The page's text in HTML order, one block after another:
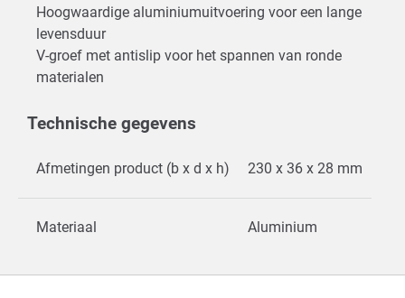
Hoogwaardige aluminiumuitvoering voor een lange
levensduur
V-groef met antislip voor het spannen van ronde
materialen
Technische gegevens
Afmetingen product (b x d x h) 230 x 36 x 28 mm
Materiaal Aluminium